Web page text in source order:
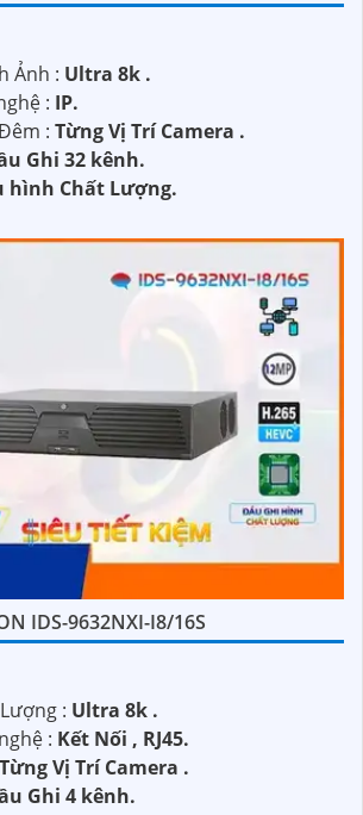
Ảnh : Ultra 8k .
: IP.
: Từng Vị Trí Camera .
Ghi 32 kênh.
hình Chất Lượng.
IDS-9632NXI-I8/16S
: Ultra 8k .
: Kết Nối , RJ45.
Từng Vị Trí Camera .
Ghi 4 kênh.